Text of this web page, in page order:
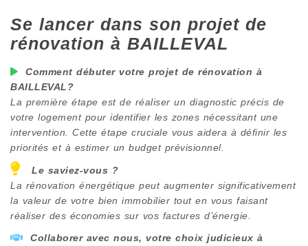
Se lancer dans son projet de
rénovation à BAILLEVAL
Comment débuter votre projet de rénovation à
BAILLEVAL?
La première étape est de réaliser un diagnostic précis de
votre logement pour identifier les zones nécessitant une
intervention. Cette étape cruciale vous aidera à définir les
priorités et à estimer un budget prévisionnel.
Le saviez-vous ?
La rénovation énergétique peut augmenter significativement
la valeur de votre bien immobilier tout en vous faisant
réaliser des économies sur vos factures d’énergie.
Collaborer avec nous, votre choix judicieux à